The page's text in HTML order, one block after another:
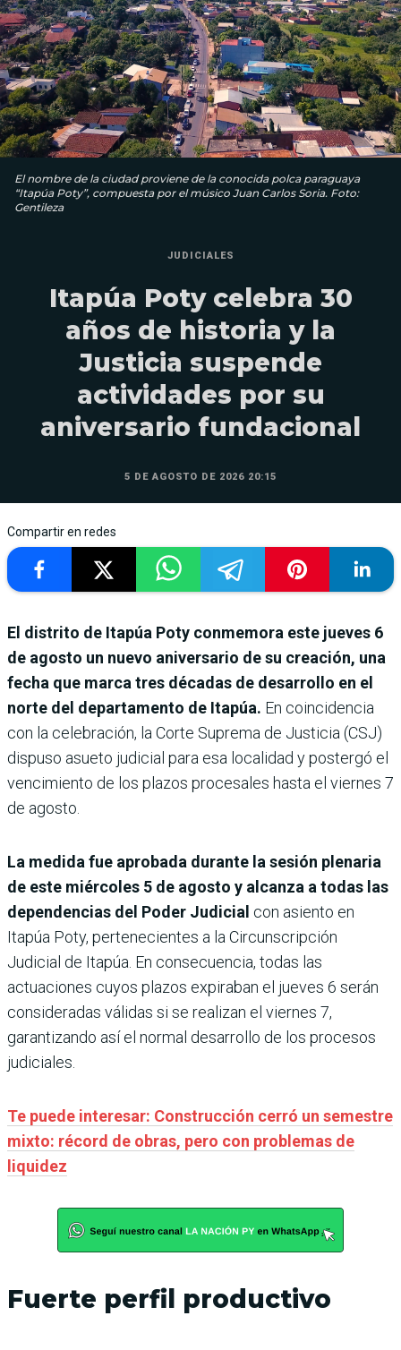
El nombre de la ciudad proviene de la conocida polca paraguaya
“Itapúa Poty”, compuesta por el músico Juan Carlos Soria. Foto:
Gentileza
JUDICIALES
Itapúa Poty celebra 30
años de historia y la
Justicia suspende
actividades por su
aniversario fundacional
5 DE AGOSTO DE 2026 20:15
Compartir en redes
El distrito de Itapúa Poty conmemora este jueves 6
de agosto un nuevo aniversario de su creación, una
fecha que marca tres décadas de desarrollo en el
norte del departamento de Itapúa. En coincidencia
con la celebración, la Corte Suprema de Justicia (CSJ)
dispuso asueto judicial para esa localidad y postergó el
vencimiento de los plazos procesales hasta el viernes 7
de agosto.
La medida fue aprobada durante la sesión plenaria
de este miércoles 5 de agosto y alcanza a todas las
dependencias del Poder Judicial con asiento en
Itapúa Poty, pertenecientes a la Circunscripción
Judicial de Itapúa. En consecuencia, todas las
actuaciones cuyos plazos expiraban el jueves 6 serán
consideradas válidas si se realizan el viernes 7,
garantizando así el normal desarrollo de los procesos
judiciales.
Te puede interesar: Construcción cerró un semestre
mixto: récord de obras, pero con problemas de
liquidez
Fuerte perfil productivo